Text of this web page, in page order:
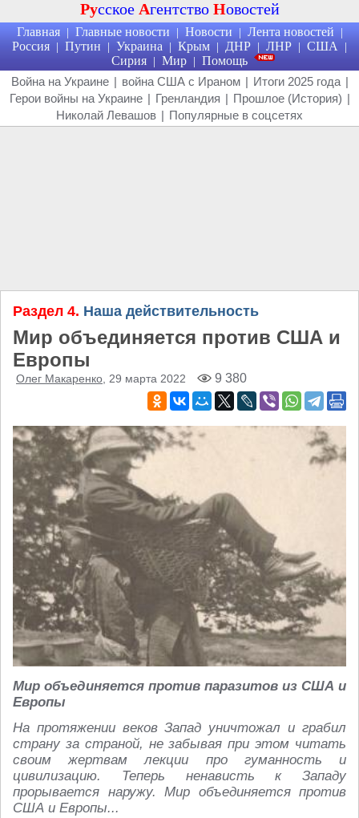
Русское Агентство Новостей
Главная | Главные новости | Новости | Лента новостей |
Россия | Путин | Украина | Крым | ДНР | ЛНР | США |
Сирия | Мир | Помощь
Война на Украине | война США с Ираном | Итоги 2025 года |
Герои войны на Украине | Гренландия | Прошлое (История) |
Николай Левашов | Популярные в соцсетях
Раздел 4. Наша действительность
Мир объединяется против США и
Европы
Олег Макаренко , 29 марта 2022 9 380
Мир объединяется против паразитов из США и
Европы
На протяжении веков Запад уничтожал и грабил
страну за страной, не забывая при этом читать
своим жертвам лекции про гуманность и
цивилизацию. Теперь ненависть к Западу
прорывается наружу. Мир объединяется против
США и Европы...